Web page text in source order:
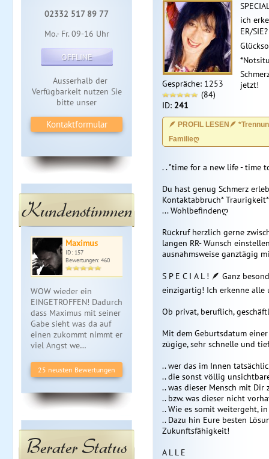
02332 517 89 77
Mo.- Fr. 09-16 Uhr
OFFLINE
Ausserhalb der
Verfügbarkeit nutzen Sie
bitte unser
Kontaktformular
Kundenstimmen
Maximus
ID: 157
Bewertungen: 460
WOW wieder ein
EINGETROFFEN! Dadurch,
dass Maximus mit seiner
Gabe sieht was da auf
einen zukommt nimmt er
viel Angst we…
25 neusten Bewertungen
Berater Status
ich
ER/
jetzt!
Gespräche: 1253
(84)
ID: 241
🪶 PROFIL LESEN🪶
Familieღ
. . "time for a new life - time
Du hast genug Schmerz
Kontaktabbruch*
... Wohlbefindenღ
Rückruf herzlich gerne
langen RR- Wunsch
ausnahmsweise ganztägig
S P E C I A L ! 🪶 Ganz
einzigartig! Ich erkenne alle
Ob privat, beruflich,
Mit dem Geburtsdatum
zügige, sehr schnelle und
.. wer das im Innen
.. die sonst völlig
.. was dieser Mensch mit
.. bzw. was dieser nicht
.. Wie es somit weitergeht,
.. Dazu hin Eure besten
Zukunftsfähigkeit!
A L L E